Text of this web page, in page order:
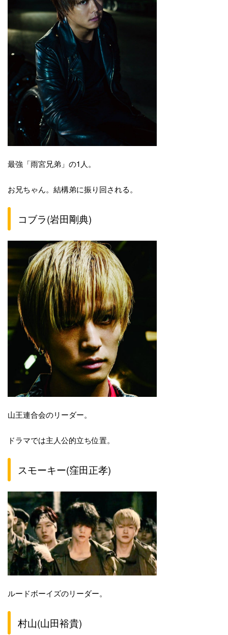
最強「雨宮兄弟」の1人。
お兄ちゃん。結構弟に振り回される。
コブラ(岩田剛典)
山王連合会のリーダー。
ドラマでは主人公的立ち位置。
スモーキー(窪田正孝)
ルードボーイズのリーダー。
村山(山田裕貴)